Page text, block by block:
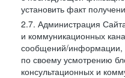
установить факт
2.7. Администрация
и коммуникационных
сообщений/информации,
по своему усмотрению
консультационных и